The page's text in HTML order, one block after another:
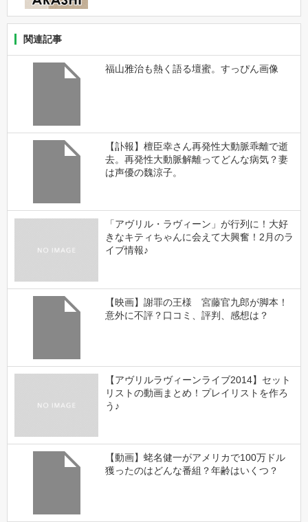
関連記事
福山雅治も熱く語る壇蜜。すっぴん画像
【訃報】檀臣幸さん再発性大動脈乖離で逝
去。再発性大動脈解離ってどんな病気？妻
は声優の魏涼子。
「アヴリル・ラヴィーン」が行列に！大好
きなキティちゃんに会えて大興奮！2月のラ
イブ情報♪
【映画】謝罪の王様 宮藤官九郎が脚本！
意外に不評？口コミ、評判、感想は？
【アヴリルラヴィーンライブ2014】セット
リストの動画まとめ！プレイリストを作ろ
う♪
【動画】蛯名健一がアメリカで100万ドル
獲ったのはどんな番組？年齢はいくつ？